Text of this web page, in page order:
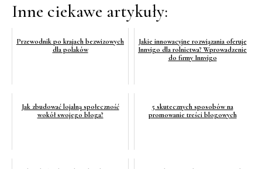
Inne ciekawe artykuły:
Przewodnik po krajach bezwizowych
dla polaków
Jakie innowacyjne rozwiązania oferuje
Innvigo dla rolnictwa? Wprowadzenie
do firmy Innvigo
Jak zbudować lojalną społeczność
wokół swojego bloga?
5 skutecznych sposobów na
promowanie treści blogowych